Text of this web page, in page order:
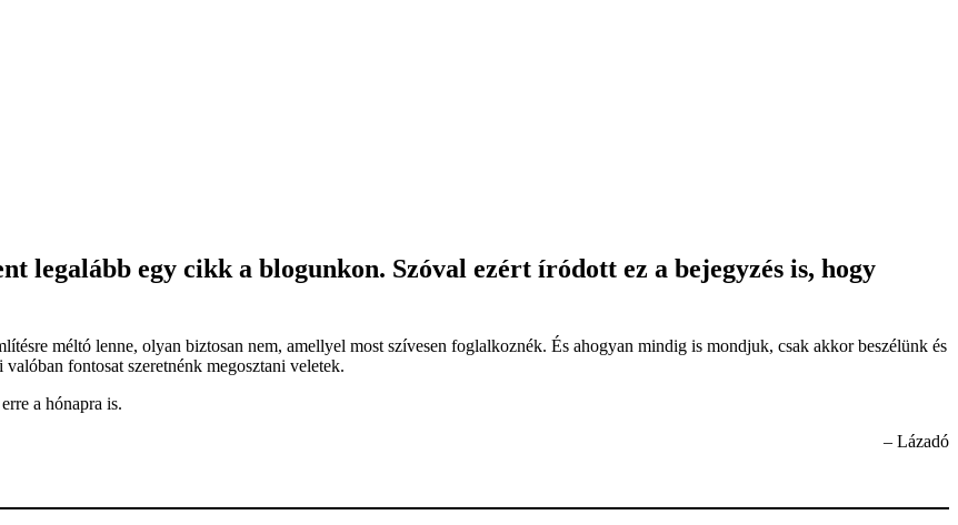
legalább egy cikk a blogunkon. Szóval ezért íródott ez a bejegyzés is, hogy
méltó lenne, olyan biztosan nem, amellyel most szívesen foglalkoznék. És ahogyan mindig is mondjuk, csak akkor beszélünk és
fontosat szeretnénk megosztani veletek.
a hónapra is.
– Lázadó